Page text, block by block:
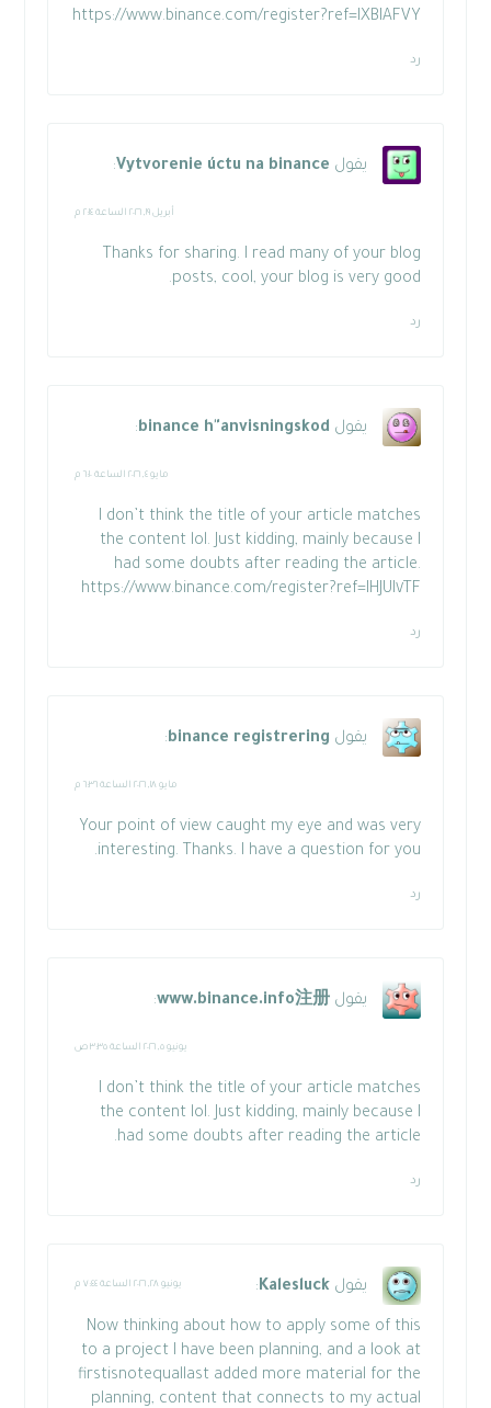
https://www.binance.com/register?ref=IXBIAFVY
رد
يقول Vytvorenie úctu na binance
:
أبريل ١٩, ٢٠٢٦ الساعة ٢:١٤ م
Thanks for sharing. I read many of your blog
posts, cool, your blog is very good.
رد
يقول binance h"anvisningskod
:
مايو ٤, ٢٠٢٦ الساعة ٦:١٠ م
I don’t think the title of your article matches
the content lol. Just kidding, mainly because I
had some doubts after reading the article.
https://www.binance.com/register?ref=IHJUI٧TF
رد
يقول binance registrering
:
مايو ١٨, ٢٠٢٦ الساعة ٦:٣٦ م
Your point of view caught my eye and was very
interesting. Thanks. I have a question for you.
رد
يقول www.binance.info注册
:
يونيو ٥, ٢٠٢٦ الساعة ٣:٣٥ ص
I don’t think the title of your article matches
the content lol. Just kidding, mainly because I
had some doubts after reading the article.
رد
يقول Kalesluck
: يونيو ٢٨, ٢٠٢٦ الساعة ٧:٤٤ م
Now thinking about how to apply some of this
to a project I have been planning, and a look at
firstisnotequallast added more material for the
planning, content that connects to my actual